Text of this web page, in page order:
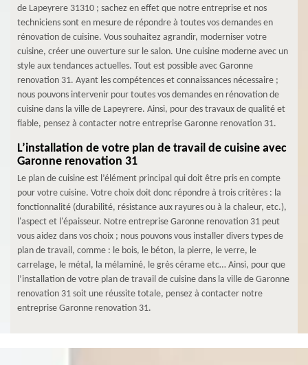
de Lapeyrere 31310 ; sachez en effet que notre entreprise et nos
techniciens sont en mesure de répondre à toutes vos demandes en
rénovation de cuisine. Vous souhaitez agrandir, moderniser votre
cuisine, créer une ouverture sur le salon. Une cuisine moderne avec un
style aux tendances actuelles. Tout est possible avec Garonne
renovation 31. Ayant les compétences et connaissances nécessaire ;
nous pouvons intervenir pour toutes vos demandes en rénovation de
cuisine dans la ville de Lapeyrere. Ainsi, pour des travaux de qualité et
fiable, pensez à contacter notre entreprise Garonne renovation 31.
L’installation de votre plan de travail de cuisine avec
Garonne renovation 31
Le plan de cuisine est l’élément principal qui doit être pris en compte
pour votre cuisine. Votre choix doit donc répondre à trois critères : la
fonctionnalité (durabilité, résistance aux rayures ou à la chaleur, etc.),
l'aspect et l'épaisseur. Notre entreprise Garonne renovation 31 peut
vous aidez dans vos choix ; nous pouvons vous installer divers types de
plan de travail, comme : le bois, le béton, la pierre, le verre, le
carrelage, le métal, la mélaminé, le grès cérame etc… Ainsi, pour que
l’installation de votre plan de travail de cuisine dans la ville de Garonne
renovation 31 soit une réussite totale, pensez à contacter notre
entreprise Garonne renovation 31.